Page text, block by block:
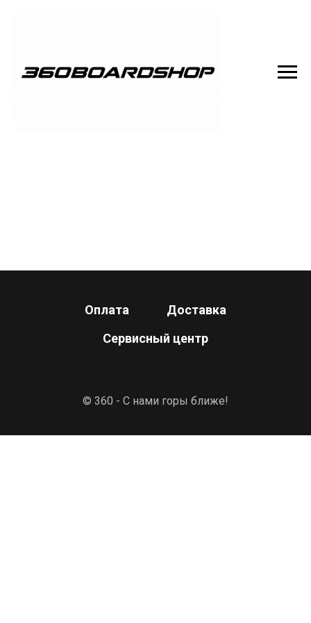
Оплата
Доставка
Сервисный центр
© 360 - С нами горы ближе!